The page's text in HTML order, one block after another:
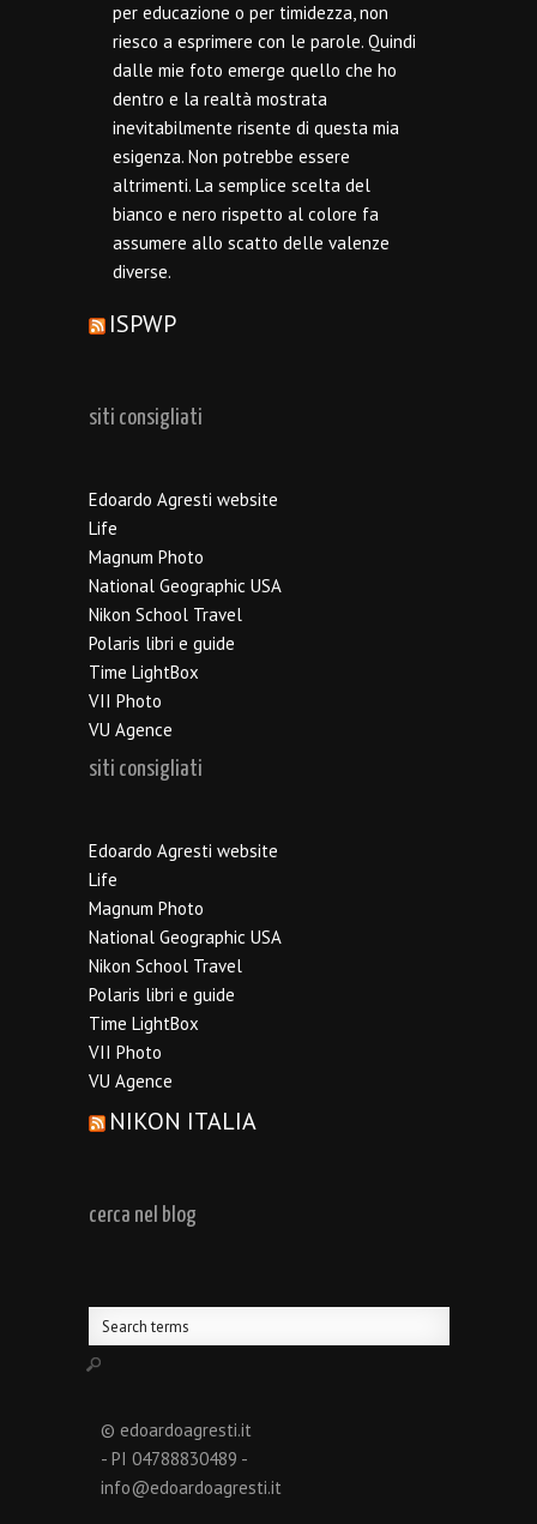
per educazione o per timidezza, non
riesco a esprimere con le parole. Quindi
dalle mie foto emerge quello che ho
dentro e la realtà mostrata
inevitabilmente risente di questa mia
esigenza. Non potrebbe essere
altrimenti. La semplice scelta del
bianco e nero rispetto al colore fa
assumere allo scatto delle valenze
diverse.
ISPWP
siti consigliati
Edoardo Agresti website
Life
Magnum Photo
National Geographic USA
Nikon School Travel
Polaris libri e guide
Time LightBox
VII Photo
VU Agence
siti consigliati
Edoardo Agresti website
Life
Magnum Photo
National Geographic USA
Nikon School Travel
Polaris libri e guide
Time LightBox
VII Photo
VU Agence
NIKON ITALIA
cerca nel blog
© edoardoagresti.it
- PI 04788830489 -
info@edoardoagresti.it